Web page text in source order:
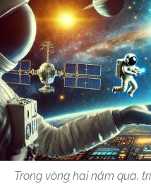
Trong vòng hai năm qua,